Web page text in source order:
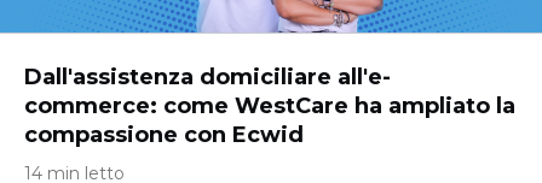
Dall'assistenza domiciliare all'e-
commerce: come WestCare ha ampliato la
compassione con Ecwid
14 min letto